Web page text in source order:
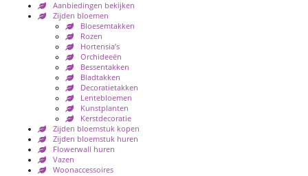
Aanbiedingen bekijken
Zijden bloemen
Bloesemtakken
Rozen
Hortensia’s
Orchideeën
Bessentakken
Bladtakken
Decoratietakken
Lentebloemen
Kunstplanten
Kerstdecoratie
Zijden bloemstuk kopen
Zijden bloemstuk huren
Flowerwall huren
Vazen
Woonaccessoires